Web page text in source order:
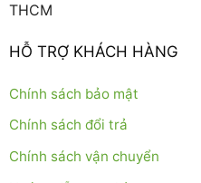
THCM
HỖ TRỢ KHÁCH HÀNG
Chính sách bảo mật
Chính sách đổi trả
Chính sách vận chuyển